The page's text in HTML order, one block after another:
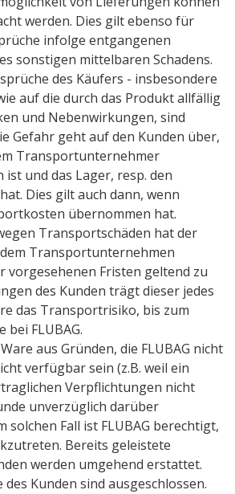
werden. Dies gilt ebenso für
infolge entgangenen
sonstigen mittelbaren Schadens.
des Käufers - insbesondere
auf die durch das Produkt allfällig
und Nebenwirkungen, sind
Gefahr geht auf den Kunden über,
Transportunternehmer
und das Lager, resp. den
Dies gilt auch dann, wenn
übernommen hat.
Transportschäden hat der
Transportunternehmen
vorgesehenen Fristen geltend zu
des Kunden trägt dieser jedes
das Transportrisiko, bis zum
bei FLUBAG.
aus Gründen, die FLUBAG nicht
verfügbar sein (z.B. weil ein
Verpflichtungen nicht
unverzüglich darüber
solchen Fall ist FLUBAG berechtigt,
Bereits geleistete
werden umgehend erstattet.
Kunden sind ausgeschlossen.